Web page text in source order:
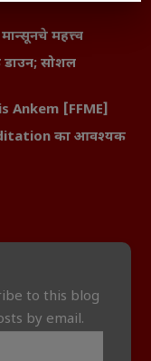
महत्त्व
डाउन; सोशल
Ankem [FFME]
का आवश्यक
to this blog
by email.